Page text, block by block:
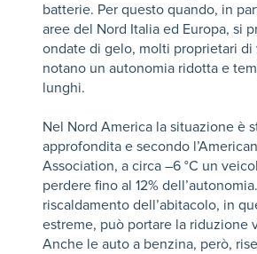
batterie. Per questo quando, in
aree del Nord Italia ed Europa, si
ondate di gelo, molti proprietari
notano un autonomia ridotta e
lunghi.
Nel Nord America la situazione è
approfondita e secondo
Association, a circa –6 °C un
perdere fino al 12%
riscaldamento dell’abitacolo, in
estreme, può portare la riduzione
Anche le auto a benzina, però,